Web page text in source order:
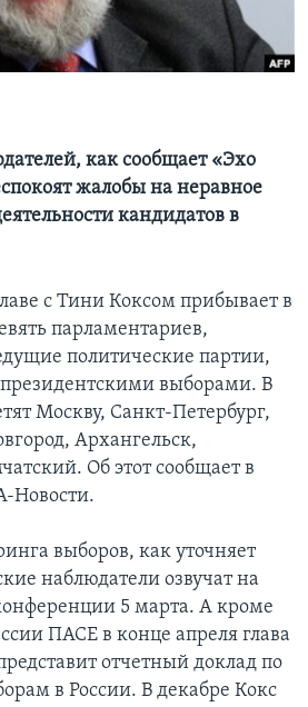
как сообщает «Эхо
жалобы на неравное
кандидатов в
с Тини Коксом прибывает в
парламентариев,
политические партии,
президентскими выборами. В
Москву, Санкт-Петербург,
Архангельск,
Об этот сообщает в
Новости.
выборов, как уточняет
наблюдатели озвучат на
5 марта. А кроме
ПАСЕ в конце апреля глава
отчетный доклад по
в России. В декабре Кокс